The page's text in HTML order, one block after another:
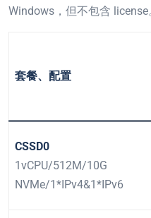
Windows，但不包含 license
套餐、配置
CSSD0
1vCPU/512M/10G
NVMe/1*IPv4&1*IPv6